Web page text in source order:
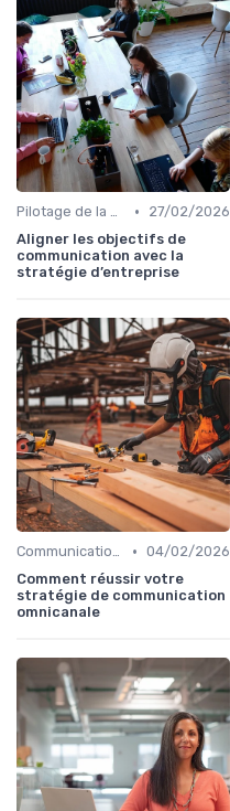
Pilotage de la performance communication •
27/02/2026
Aligner les objectifs de
communication avec la
stratégie d’entreprise
Communication digitale & omnicanale • 04/02/2026
Comment réussir votre
stratégie de communication
omnicanale